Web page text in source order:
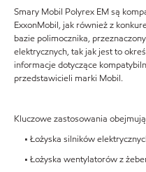
Smary Mobil Polyrex EM są
ExxonMobil, jak również z
bazie polimocznika,
elektrycznych, tak jak jest to
informacje dotyczące
przedstawicieli marki Mobil.
Kluczowe zastosowania
• Łożyska silników
• Łożyska wentylatorów z